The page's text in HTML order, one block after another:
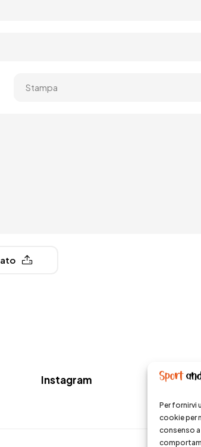
Per fornirvi
cookie per
consenso
Instagram